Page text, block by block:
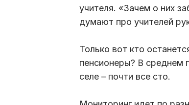
учителя. «Зачем о них
думают про учителей
Только вот кто
пенсионеры? В среднем
селе – почти все сто.